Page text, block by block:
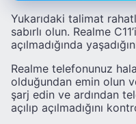
Yukarıdaki talimat
sabırlı olun. Realme
açılmadığında
Realme telefonunuz
olduğundan emin olun
şarj edin ve ardından
açılıp açılmadığını